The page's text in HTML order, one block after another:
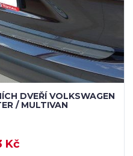
DVEŘÍ VOLKSWAGEN
/ MULTIVAN
Kč